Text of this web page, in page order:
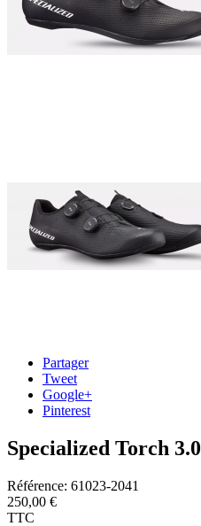
Partager
Tweet
Google+
Pinterest
Specialized Torch 3.0
Référence: 61023-2041
250,00 €
TTC